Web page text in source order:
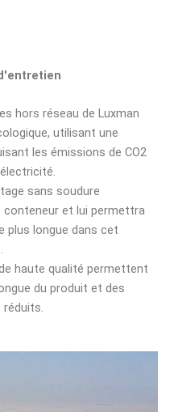
hors réseau de Luxman
utilisant une
les émissions de CO2
sans soudure
conteneur et lui permettra
plus longue dans cet
haute qualité permettent
du produit et des